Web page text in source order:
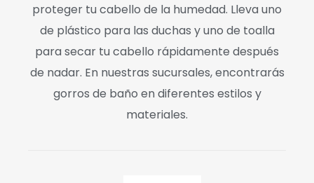
proteger tu cabello de la humedad. Lleva uno
de plástico para las duchas y uno de toalla
para secar tu cabello rápidamente después
de nadar. En nuestras sucursales, encontrarás
gorros de baño en diferentes estilos y
materiales.